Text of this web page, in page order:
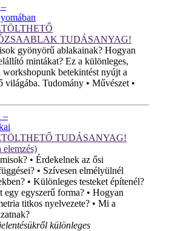
TUDÁSANYAG!
gyönyörű ablakainak? Hogyan
mintákat? Ez a különleges,
workshopunk betekintést nyújt a
világába. Tudomány • Művészet •
–
TUDÁSANYAG!
elemzés)
• Érdekelnek az ősi
• Szívesen elmélyülnél
• Különleges testeket építenél?
egyszerű forma? • Hogyan
titkos nyelvezete? • Mi a
különleges